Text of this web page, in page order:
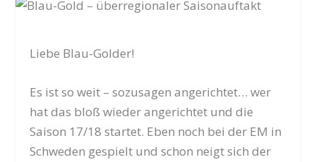
Liebe Blau-Golder!
Es ist so weit – sozusagen angerichtet… wer
hat das bloß wieder angerichtet und die
Saison 17/18 startet. Eben noch bei der EM in
Schweden gespielt und schon neigt sich der